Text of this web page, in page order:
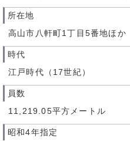
所在地
高山市八軒町1丁目5番地ほか
時代
江戸時代（17世紀）
員数
11,219.05平方メートル
昭和4年指定